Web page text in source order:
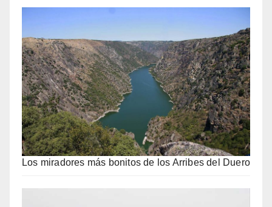
Los miradores más bonitos de los Arribes del Duero